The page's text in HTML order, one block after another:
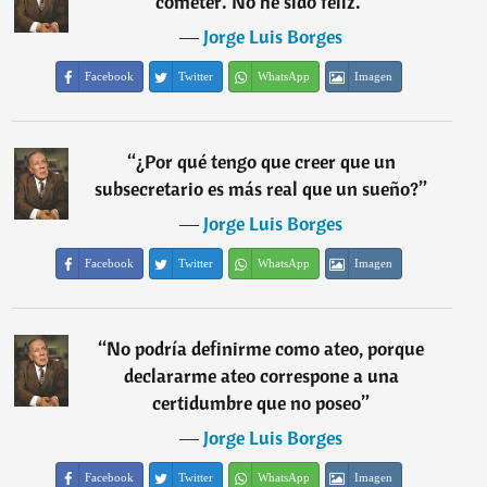
―Jorge Luis Borges
Facebook Twitter WhatsApp Imagen
“¿Por qué tengo que creer que un
subsecretario es más real que un sueño?”
―Jorge Luis Borges
Facebook Twitter WhatsApp Imagen
“No podría definirme como ateo, porque
declararme ateo correspone a una
certidumbre que no poseo”
―Jorge Luis Borges
Facebook Twitter WhatsApp Imagen